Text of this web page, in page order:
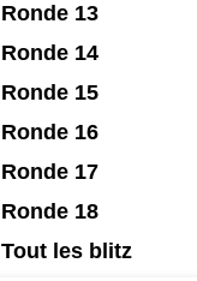
Ronde 13
Ronde 14
Ronde 15
Ronde 16
Ronde 17
Ronde 18
Tout les blitz